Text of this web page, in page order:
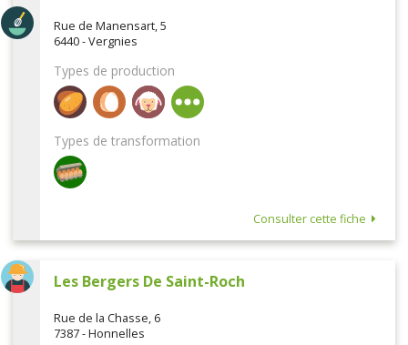
Rue de Manensart, 5
6440 - Vergnies
Types de production
Types de transformation
Consulter cette fiche
Les Bergers De Saint-Roch
Rue de la Chasse, 6
7387 - Honnelles